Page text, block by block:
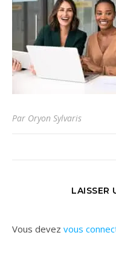
Par Oryon Sylvaris
LAISSER
Vous devez vous